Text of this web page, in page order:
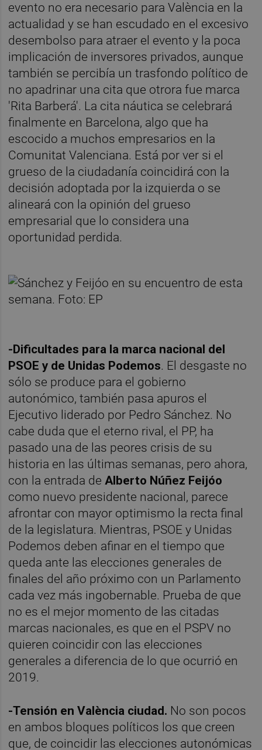
evento no era necesario para València en la
actualidad y se han escudado en el excesivo
desembolso para atraer el evento y la poca
implicación de inversores privados, aunque
también se percibía un trasfondo político de
no apadrinar una cita que otrora fue marca
'Rita Barberá'. La cita náutica se celebrará
finalmente en Barcelona, algo que ha
escocido a muchos empresarios en la
Comunitat Valenciana. Está por ver si el
grueso de la ciudadanía coincidirá con la
decisión adoptada por la izquierda o se
alineará con la opinión del grueso
empresarial que lo considera una
oportunidad perdida.
-Dificultades para la marca nacional del
PSOE y de Unidas Podemos. El desgaste no
sólo se produce para el gobierno
autonómico, también pasa apuros el
Ejecutivo liderado por Pedro Sánchez. No
cabe duda que el eterno rival, el PP, ha
pasado una de las peores crisis de su
historia en las últimas semanas, pero ahora,
con la entrada deAlberto Núñez Feijóo
como nuevo presidente nacional, parece
afrontar con mayor optimismo la recta final
de la legislatura. Mientras, PSOE y Unidas
Podemos deben afinar en el tiempo que
queda ante las elecciones generales de
finales del año próximo con un Parlamento
cada vez más ingobernable. Prueba de que
no es el mejor momento de las citadas
marcas nacionales, es que en el PSPV no
quieren coincidir con las elecciones
generales a diferencia de lo que ocurrió en
2019.
-Tensión en València ciudad. No son pocos
en ambos bloques políticos los que creen
que, de coincidir las elecciones autonómicas